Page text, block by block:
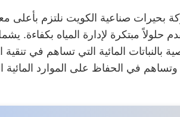
صناعية الكويت نلتزم بأعلى
حلولاً مبتكرة لإدارة المياه
بالنباتات المائية التي تساهم في
وتساهم في الحفاظ على الموارد المائية